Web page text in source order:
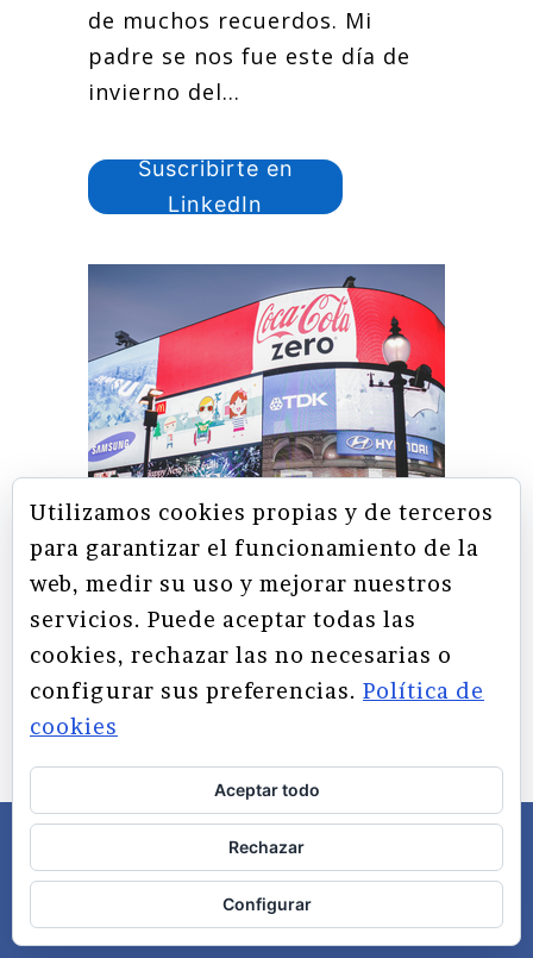
de muchos recuerdos. Mi
padre se nos fue este día de
invierno del...
Suscribirte en
LinkedIn
Tendencias en marketing
digital
Últimas entradas
Utilizamos cookies propias y de terceros
para garantizar el funcionamiento de la
web, medir su uso y mejorar nuestros
servicios. Puede aceptar todas las
cookies, rechazar las no necesarias o
configurar sus preferencias. Política de
cookies
Aceptar todo
Rechazar
Configurar